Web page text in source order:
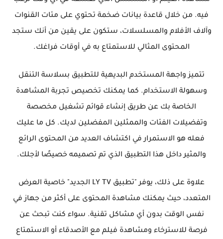
فيه. من خلال قاعدة بيانات ضخمة تحتوي على مئات القنوات
وآلاف الأفلام والمسلسلات، ستكون على يقين من أنك ستجد
المحتوى المثالي للاستمتاع به في أوقات فراغك.
تتميز واجهة المستخدم البديهية للتطبيق بسلاسة التنقل
وسهولة الاستخدام. كما يمكنك تخصيص تجربة المشاهدة
الخاصة بك عن طريق إنشاء قوائم تشغيل مخصصة
وتفضيلات الفئات والممثلين المفضلين لديك. كل ما عليك
فعله هو الاستمرار في اكتشاف العديد من المحتوى الرائع
والمثير داخل هذا التطبيق الذي تم تصميمه خصيصًا لأجلك.
علاوة على ذلك، يوفر "تطبيق LY TV الجديد" خاصية العرض
المتعدد، حيث يمكنك مشاهدة المحتوى على أكثر من جهاز في
نفس الوقت بدون أي مشاكل تقنية. سواء كنت تبحث عن
فرصة للاسترخاء ومشاهدة فيلم مع الأصدقاء أو الاستمتاع